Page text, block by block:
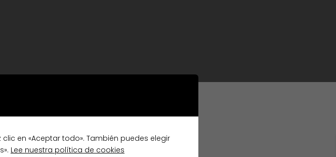
en «Aceptar todo». También puedes elegir
Lee nuestra política de cookies